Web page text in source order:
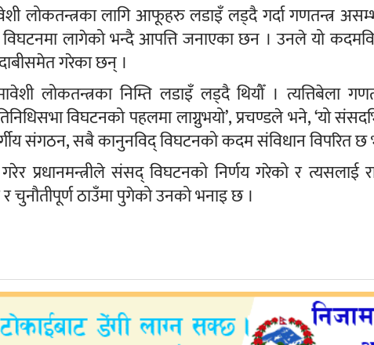
लोकतन्त्रका लागि आफूहरु लडाइँ लड्दै गर्दा गणतन्त्र
लागेको भन्दै आपत्ति जनाएका छन । उनले यो
गरेका छन् ।
लोकतन्त्रका निम्ति लडाइँ लड्दै थियौँ । त्यत्तिबेला
विघटनको पहलमा लाग्नुभयो’, प्रचण्डले भने, ‘यो
संगठन, सबै कानुनविद् विघटनको कदम संविधान विपरित छ
प्रधानमन्त्रीले संसद् विघटनको निर्णय गरेको र त्यसलाई
चुनौतीपूर्ण ठाउँमा पुगेको उनको भनाइ छ ।